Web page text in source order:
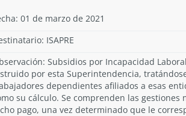
01 de marzo de 2021
ISAPRE
Subsidios por Incapacidad
por esta Superintendencia,
dependientes afiliados a esas
su cálculo. Se comprenden las
pago, una vez determinado que le